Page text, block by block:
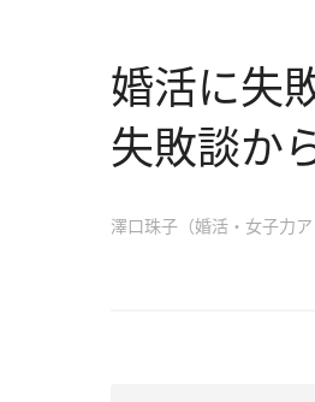
婚活に失
失敗談か
澤口珠子（婚活・女子力ア